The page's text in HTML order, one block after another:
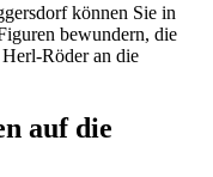
können Sie in
bewundern, die
Röder an die
auf die